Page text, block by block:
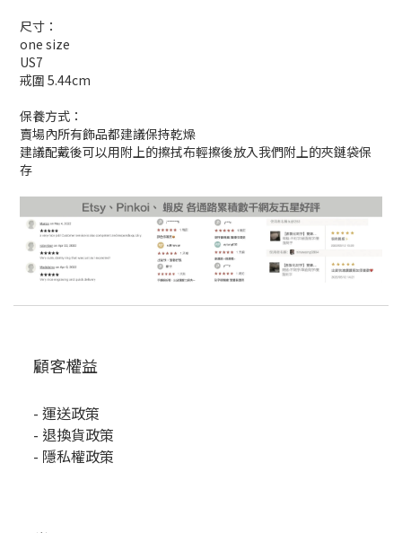
尺寸：
one size
US7
戒圍 5.44cm
保養方式：
賣場內所有飾品都建議保持乾燥
建議配戴後可以用附上的擦拭布輕擦後放入我們附上的夾鏈袋保
存
顧客權益
- 運送政策
- 退換貨政策
- 隱私權政策